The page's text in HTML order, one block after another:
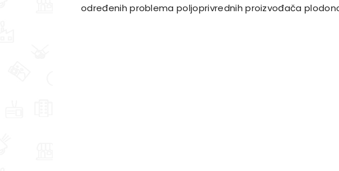
određenih problema poljoprivrednih proizvođača